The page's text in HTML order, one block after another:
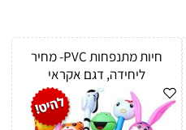
חיות מתנפחות PVC- מחיר
ליחידה, דגם אקראי